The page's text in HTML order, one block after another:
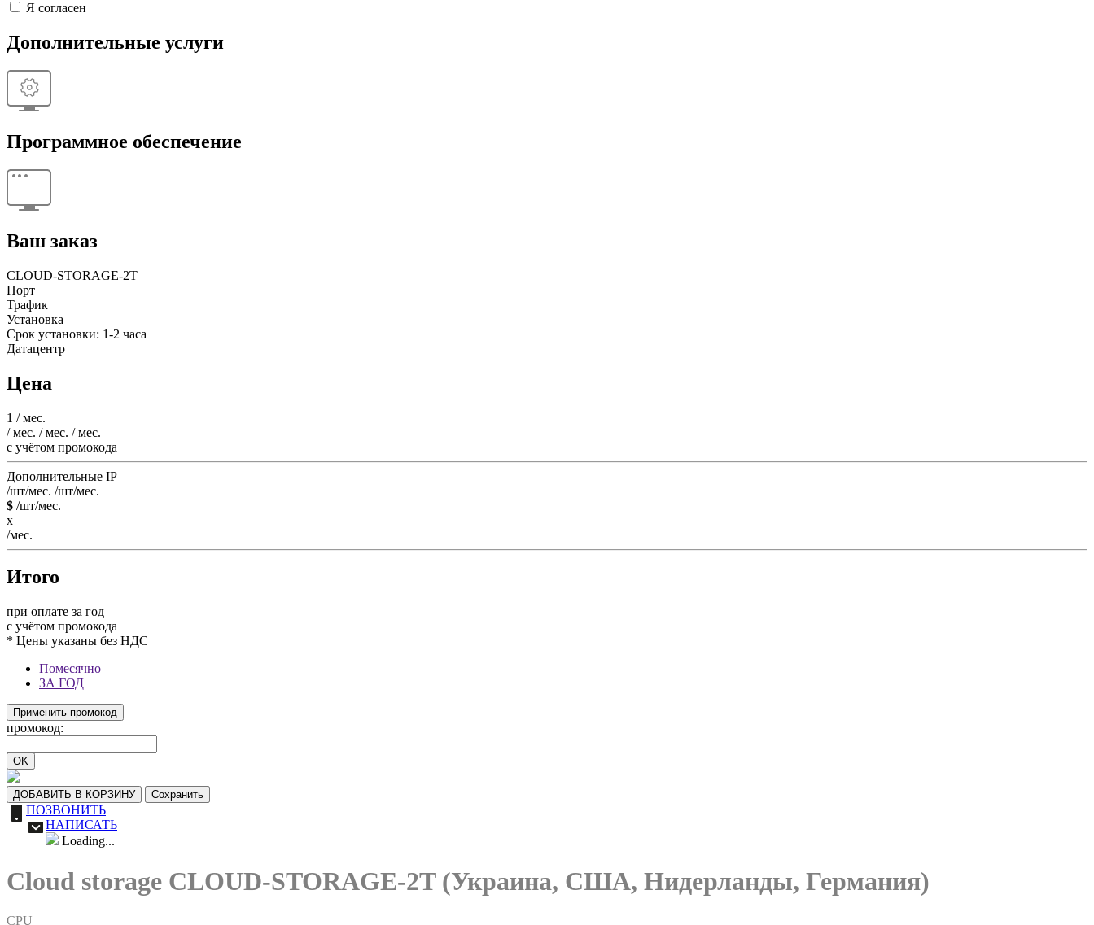
Я согласен
Дополнительные услуги
Программное обеспечение
Ваш заказ
CLOUD-STORAGE-2T
Порт
Трафик
Установка
Срок установки: 1-2 часа
Датацентр
Цена
1 / мес.
/ мес. / мес. / мес.
c учётом промокода
Дополнительные IP
/шт/мес. /шт/мес.
$ /шт/мес.
x
/мес.
Итого
при оплате за год
c учётом промокода
* Цены указаны без НДС
Помесячно
ЗА ГОД
Применить промокод
промокод:
OK
ДОБАВИТЬ В КОРЗИНУ Сохранить
ПОЗВОНИТЬ
НАПИСАТЬ
Loading...
Cloud storage CLOUD-STORAGE-2T (Украина, США, Нидерланды, Германия)
CPU